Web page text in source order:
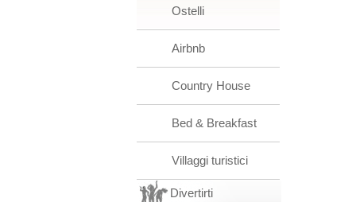
Ostelli
Airbnb
Country House
Bed & Breakfast
Villaggi turistici
Divertirti